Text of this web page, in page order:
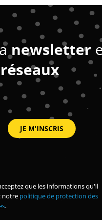
newsletter
réseaux
que les informations qu'il
notre politique de protection des
.